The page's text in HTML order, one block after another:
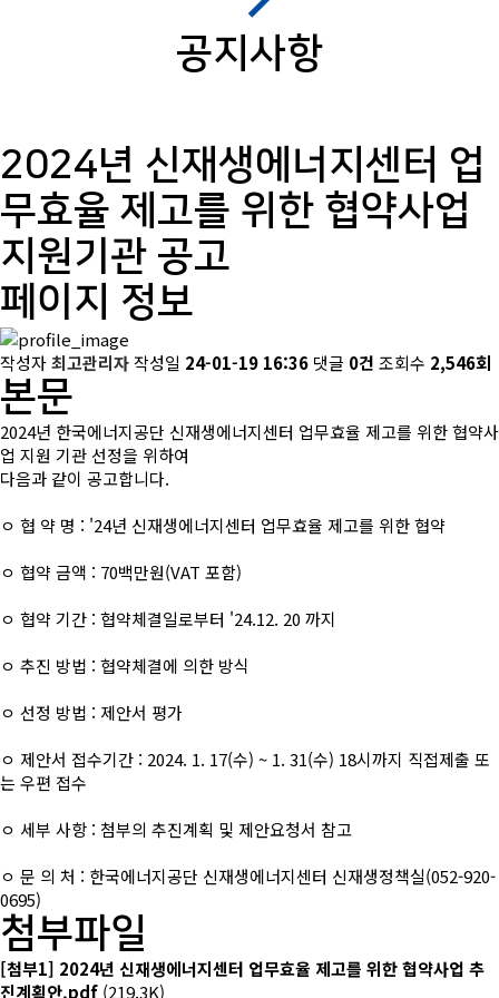
공지사항
2024년 신재생에너지센터 업
무효율 제고를 위한 협약사업
지원기관 공고
페이지 정보
작성자최고관리자작성일 24-01-19 16:36 댓글 0건 조회수 2,546회
본문
2024년 한국에너지공단 신재생에너지센터 업무효율 제고를 위한 협약사
업 지원 기관 선정을 위하여
다음과 같이 공고합니다.
ㅇ 협 약 명 : '24년 신재생에너지센터 업무효율 제고를 위한 협약
ㅇ 협약 금액 : 70백만원(VAT 포함)
ㅇ 협약 기간 : 협약체결일로부터 '24.12. 20 까지
ㅇ 추진 방법 : 협약체결에 의한 방식
ㅇ 선정 방법 : 제안서 평가
ㅇ 제안서 접수기간 : 2024. 1. 17(수) ~ 1. 31(수) 18시까지 직접제출 또
는 우편 접수
ㅇ 세부 사항 : 첨부의 추진계획 및 제안요청서 참고
ㅇ 문 의 처 : 한국에너지공단 신재생에너지센터 신재생정책실(052-920-
0695)
첨부파일
[첨부1] 2024년 신재생에너지센터 업무효율 제고를 위한 협약사업 추
진계획안.pdf (219.3K)